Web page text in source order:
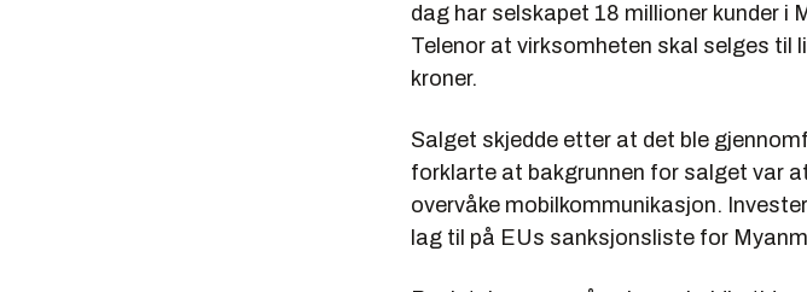
dag har selskapet 18 millioner kunder i
Telenor at virksomheten skal selges til
kroner.
Salget skjedde etter at det ble
forklarte at bakgrunnen for salget var
overvåke mobilkommunikasjon.
lag til på EUs sanksjonsliste for